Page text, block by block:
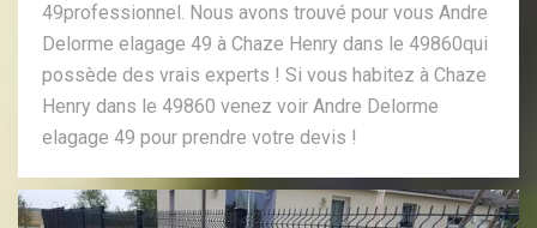
49professionnel. Nous avons trouvé pour vous Andre
Delorme elagage 49 à Chaze Henry dans le 49860qui
possède des vrais experts ! Si vous habitez à Chaze
Henry dans le 49860 venez voir Andre Delorme
elagage 49 pour prendre votre devis !